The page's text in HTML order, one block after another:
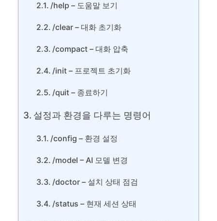
/help – 도움말 보기
/clear – 대화 초기화
/compact – 대화 압축
/init – 프로젝트 초기화
/quit – 종료하기
설정과 환경을 다루는 명령어
/config – 환경 설정
/model – AI 모델 변경
/doctor – 설치 상태 점검
/status – 현재 세션 상태